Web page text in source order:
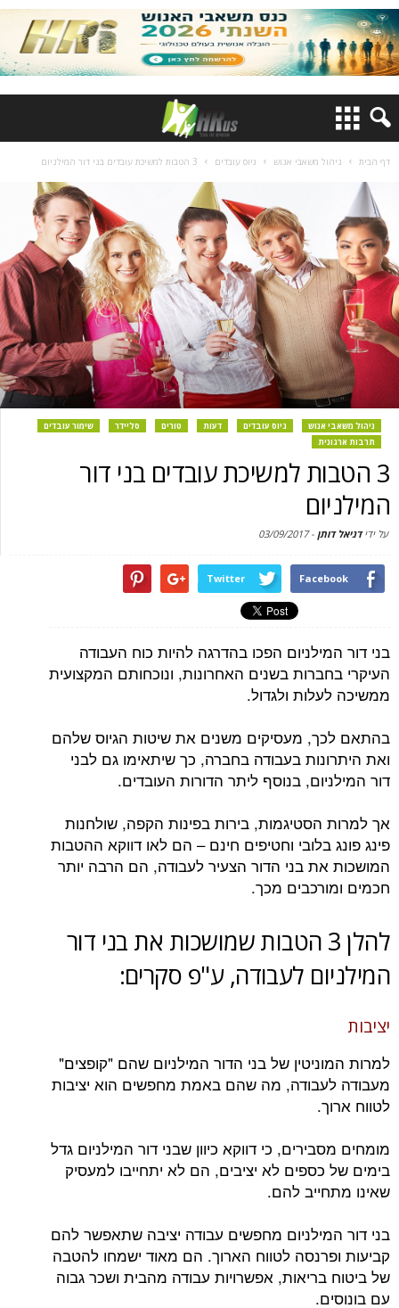
דף הבית ניהול משאבי אנוש גיוס עובדים 3 הטבות למשיכת עובדים בני דור המילניום
ניהול משאבי אנוש גיוס עובדים דעות טורים סליידר
שימור עובדים
תרבות ארגונית
3 הטבות למשיכת עובדים בני דור
המילניום
על ידידניאל דותן -
03/09/2017
Facebook
Twitter
בני דור המילניום הפכו בהדרגה להיות כוח העבודה
העיקרי בחברות בשנים האחרונות, ונוכחותם המקצועית
ממשיכה לעלות ולגדול.
בהתאם לכך, מעסיקים משנים את שיטות הגיוס שלהם
ואת היתרונות בעבודה בחברה, כך שיתאימו גם לבני
דור המילניום, בנוסף ליתר הדורות העובדים.
אך למרות הסטיגמות, בירות בפינות הקפה, שולחנות
פינג פונג בלובי וחטיפים חינם – הם לאו דווקא ההטבות
המושכות את בני הדור הצעיר לעבודה, הם הרבה יותר
חכמים ומורכבים מכך.
להלן 3 הטבות שמושכות את בני דור
המילניום לעבודה, ע"פ סקרים:
יציבות
למרות המוניטין של בני הדור המילניום שהם "קופצים"
מעבודה לעבודה, מה שהם באמת מחפשים הוא יציבות
לטווח ארוך.
מומחים מסבירים, כי דווקא כיוון שבני דור המילניום גדל
בימים של כספים לא יציבים, הם לא יתחייבו למעסיק
שאינו מתחייב להם.
בני דור המילניום מחפשים עבודה יציבה שתאפשר להם
קביעות ופרנסה לטווח הארוך. הם מאוד ישמחו להטבה
של ביטוח בריאות, אפשרויות עבודה מהבית ושכר גבוה
עם בונוסים.